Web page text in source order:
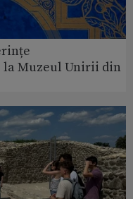
la Muzeul Unirii din